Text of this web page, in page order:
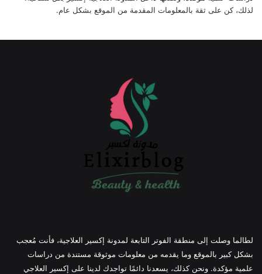
لذلك، كن على ثقة بالمعلومات المقدمة من الموقع بشكل عام.
لطالما وصلت إلى منطقة الفوتر التابعة لمدونة إكسير العلاجية، فأنت مُعجب
بشكل كبير بالموقع وما يقدمه من معلومات موثوقة مستندة من دراسات
علمية مؤكدة. ونحن كذلك، يسعدنا دائمًا تواجدك لدينا على إكسير العلاجي